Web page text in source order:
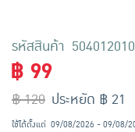
รหัสสินค้า 504012010
฿ 99
฿ 120 ประหยัด ฿ 21
ใช้ได้ตั้งแต่ 09/08/2026 - 09/08/